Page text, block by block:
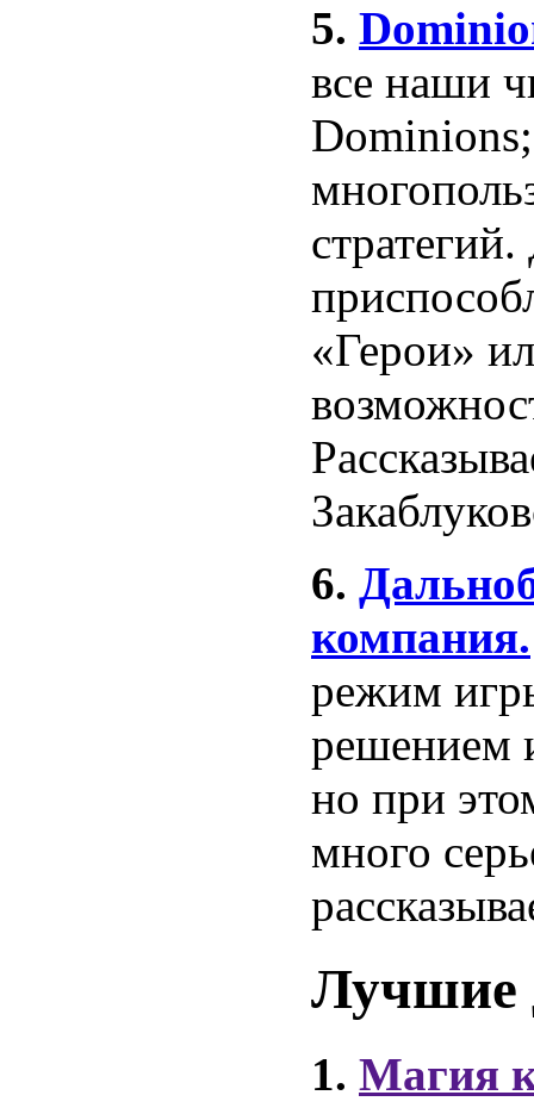
5.
все наши
«Герои»
6.
компания.
режим
решением
но при
много
Лучшие
1. Магия